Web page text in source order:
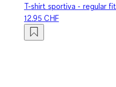
T-shirt sportiva - regular fit
12.95 CHF